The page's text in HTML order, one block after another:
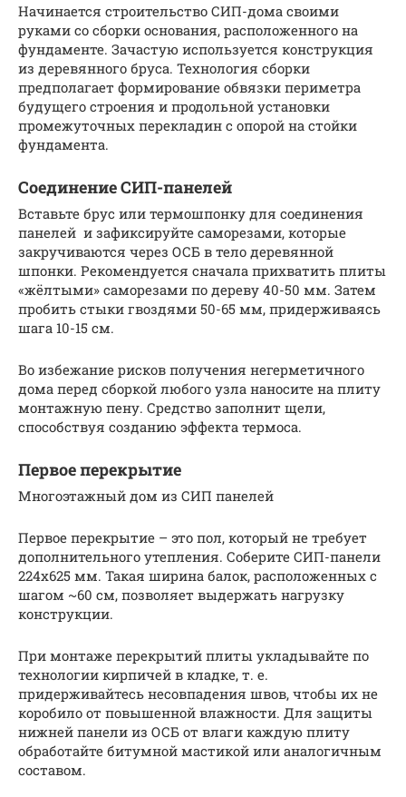
Начинается строительство СИП-дома своими
руками со сборки основания, расположенного на
фундаменте. Зачастую используется конструкция
из деревянного бруса. Технология сборки
предполагает формирование обвязки периметра
будущего строения и продольной установки
промежуточных перекладин с опорой на стойки
фундамента.
Соединение СИП-панелей
Вставьте брус или термошпонку для соединения
панелей и зафиксируйте саморезами, которые
закручиваются через ОСБ в тело деревянной
шпонки. Рекомендуется сначала прихватить плиты
«жёлтыми» саморезами по дереву 40-50 мм. Затем
пробить стыки гвоздями 50-65 мм, придерживаясь
шага 10-15 см.
Во избежание рисков получения негерметичного
дома перед сборкой любого узла наносите на плиту
монтажную пену. Средство заполнит щели,
способствуя созданию эффекта термоса.
Первое перекрытие
Многоэтажный дом из СИП панелей
Первое перекрытие – это пол, который не требует
дополнительного утепления. Соберите СИП-панели
224х625 мм. Такая ширина балок, расположенных с
шагом ~60 см, позволяет выдержать нагрузку
конструкции.
При монтаже перекрытий плиты укладывайте по
технологии кирпичей в кладке, т. е.
придерживайтесь несовпадения швов, чтобы их не
коробило от повышенной влажности. Для защиты
нижней панели из ОСБ от влаги каждую плиту
обработайте битумной мастикой или аналогичным
составом.